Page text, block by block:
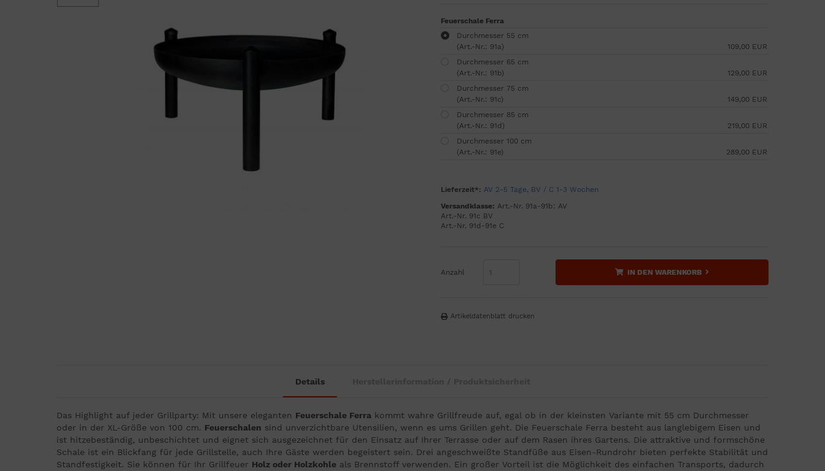
Feuerschale Ferra
Durchmesser 55 cm
(Art.-Nr.: 91a)
109,00 EUR
Durchmesser 65 cm
(Art.-Nr.: 91b)
129,00 EUR
Durchmesser 75 cm
(Art.-Nr.: 91c)
149,00 EUR
Durchmesser 85 cm
(Art.-Nr.: 91d)
219,00 EUR
Durchmesser 100 cm
(Art.-Nr.: 91e)
289,00 EUR
Lieferzeit*: AV 2-5 Tage, BV / C 1-3 Wochen
Versandklasse: Art.-Nr. 91a-91b: AV
Art.-Nr. 91c BV
Art.-Nr. 91d-91e C
Anzahl IN DEN WARENKORB
Artikeldatenblatt drucken
Details
Das Highlight auf jeder Grillparty: Mit unsere eleganten Feuerschale Ferra kommt wahre Grillfreude auf, egal ob in der kleinsten Variante mit 55 cm Durchmesser
oder in der XL-Größe von 100 cm. Feuerschalen sind unverzichtbare Utensilien, wenn es ums Grillen geht. Die Feuerschale Ferra besteht aus langlebigem Eisen und
ist hitzebeständig, unbeschichtet und eignet sich ausgezeichnet für den Einsatz auf Ihrer Terrasse oder auf dem Rasen ihres Gartens. Die attraktive und formschöne
Schale ist ein Blickfang für jede Grillstelle, auch Ihre Gäste werden begeistert sein. Drei angeschweißte Standfüße aus Eisen-Rundrohr bieten perfekte Stabilität und
Standfestigkeit. Sie können für Ihr Grillfeuer Holz oder Holzkohle als Brennstoff verwenden. Ein großer Vorteil ist die Möglichkeit des einfachen Transports, dadurch